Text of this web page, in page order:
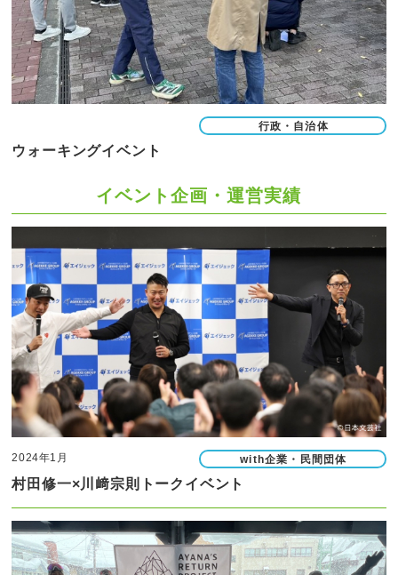
行政・自治体
ウォーキングイベント
イベント企画・運営実績
2024年1月 with企業・民間団体
村田修一×川﨑宗則トークイベント